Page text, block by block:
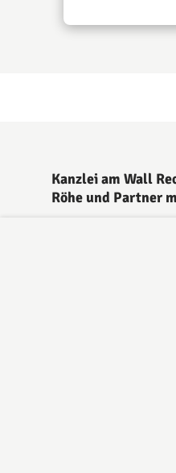
Kanzlei am Wall
Röhe und Partner